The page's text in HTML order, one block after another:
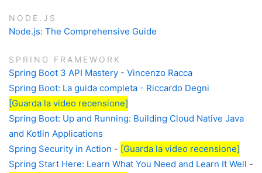
NODE.JS
Node.js: The Comprehensive Guide
SPRING FRAMEWORK
Spring Boot 3 API Mastery - Vincenzo Racca
Spring Boot: La guida completa - Riccardo Degni
[Guarda la video recensione]
Spring Boot: Up and Running: Building Cloud Native Java
and Kotlin Applications
Spring Security in Action - [Guarda la video recensione]
Spring Start Here: Learn What You Need and Learn It Well -